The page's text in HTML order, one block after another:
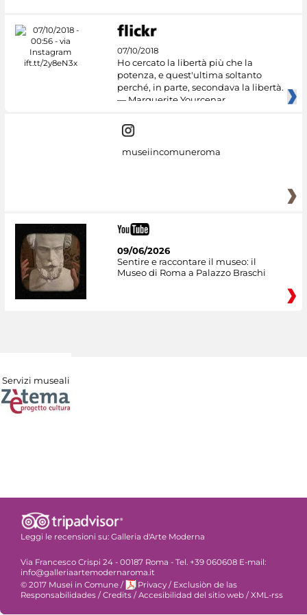
07/10/2018
Ho cercato la libertà più che la
potenza, e quest'ultima soltanto
perché, in parte, secondava la libertà.
— Marguerite Yourcenar
museiincomuneroma
09/06/2026
Sentire e raccontare il museo: il
Museo di Roma a Palazzo Braschi
Servizi museali
Leggi le recensioni su: Galleria d'Arte Moderna
Via Francesco Crispi 24 - 00187 Roma - Tel. +39 060608 E-mail:
info@galleriaartemodernaroma.it
© 2017 Musei in Comune / Privacy / Exclusiòn de las
Responsabilidades /Credits /Accesibilidad del sitio web /XML-rss